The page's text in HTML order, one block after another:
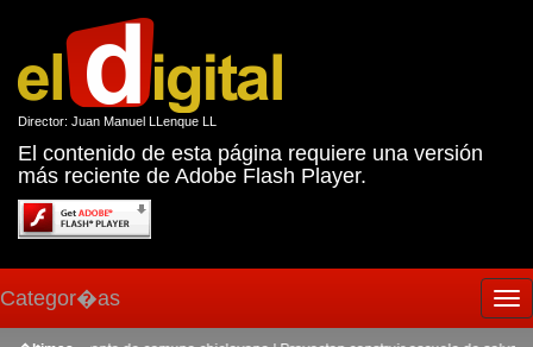
Director: Juan Manuel LLenque LL
El contenido de esta página requiere una versión
más reciente de Adobe Flash Player.
Categor�as